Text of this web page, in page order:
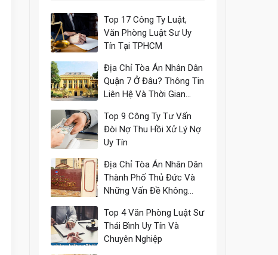
Top 17 Công Ty Luật,
Văn Phòng Luật Sư Uy
Tín Tại TPHCM
Địa Chỉ Tòa Án Nhân Dân
Quận 7 Ở Đâu? Thông Tin
Liên Hệ Và Thời Gian
Top 9 Công Ty Tư Vấn
Đòi Nợ Thu Hồi Xử Lý Nợ
Uy Tín
Địa Chỉ Tòa Án Nhân Dân
Thành Phố Thủ Đức Và
Những Vấn Đề Không
Top 4 Văn Phòng Luật Sư
Thái Bình Uy Tín Và
Chuyên Nghiệp